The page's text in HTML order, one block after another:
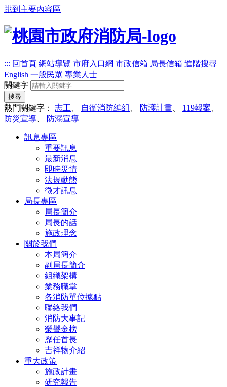
跳到主要內容區
::: 回首頁 網站導覽 市府入口網 市政信箱 局長信箱 進階搜尋
English 一般民眾 專業人士
關鍵字
搜尋
熱門關鍵字： 志工 自衛消防編組 防護計畫 119報案
防災宣導
防溺宣導
訊息專區
重要訊息
最新消息
即時災情
法規動態
徵才訊息
局長專區
局長簡介
局長的話
施政理念
關於我們
本局簡介
副局長簡介
組織架構
業務職掌
各消防單位據點
聯絡我們
消防大事記
榮譽金榜
歷任首長
吉祥物介紹
重大政策
施政計畫
研究報告